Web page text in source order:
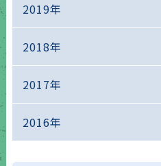
2019年
2018年
2017年
2016年